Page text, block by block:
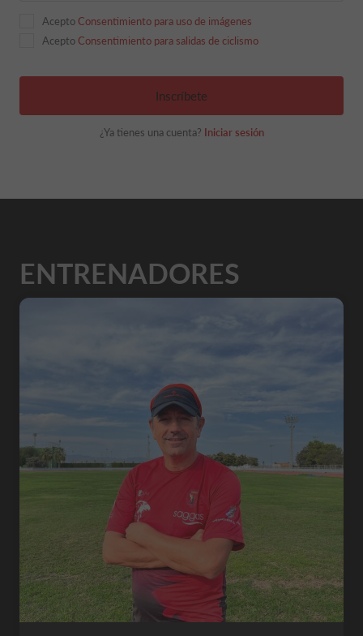
Acepto Consentimiento para uso de imágenes
Acepto Consentimiento para salidas de ciclismo
Inscríbete
¿Ya tienes una cuenta? Iniciar sesión
ENTRENADORES